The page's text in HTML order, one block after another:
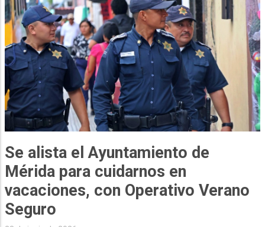
Se alista el Ayuntamiento de
Mérida para cuidarnos en
vacaciones, con Operativo Verano
Seguro